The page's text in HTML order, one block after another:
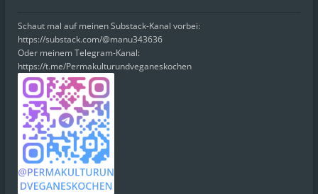
Schaut mal auf meinen Substack-Kanal vorbei:
https://substack.com/@manu343636
Oder meinem Telegram-Kanal:
https://t.me/Permakulturundveganeskochen